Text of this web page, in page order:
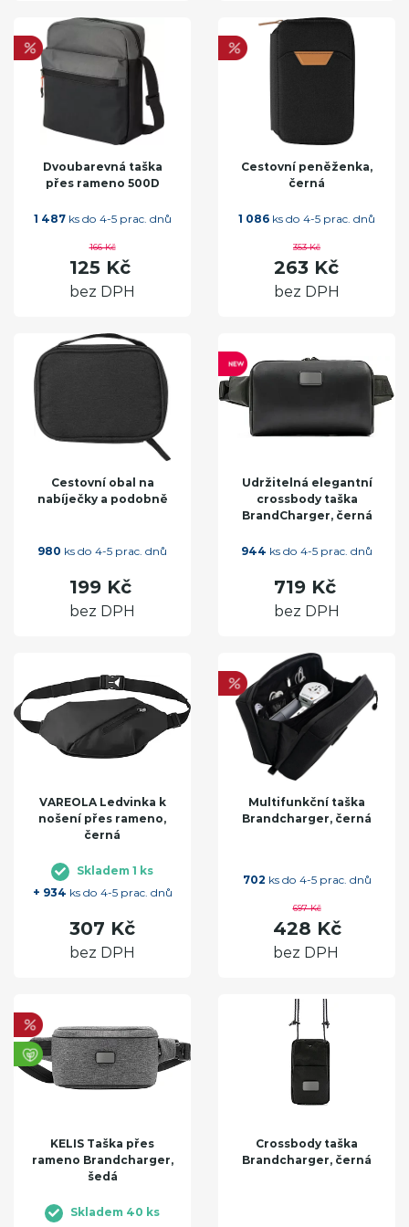
Dvoubarevná taška
přes rameno 500D
1 487ks do 4-5 prac. dnů
166 Kč
125 Kč
bez DPH
Cestovní peněženka,
černá
1 086 ks do 4-5 prac. dnů
353 Kč
263 Kč
bez DPH
Cestovní obal na
nabíječky a podobně
980 ks do 4-5 prac. dnů
199 Kč
bez DPH
Udržitelná elegantní
crossbody taška
BrandCharger, černá
944 ks do 4-5 prac. dnů
719 Kč
bez DPH
VAREOLA Ledvinka k
nošení přes rameno,
černá
Skladem 1 ks
+ 934 ks do 4-5 prac. dnů
307 Kč
bez DPH
Multifunkční taška
Brandcharger, černá
702 ks do 4-5 prac. dnů
697 Kč
428 Kč
bez DPH
KELIS Taška přes
rameno Brandcharger,
šedá
Skladem 40 ks
Crossbody taška
Brandcharger, černá